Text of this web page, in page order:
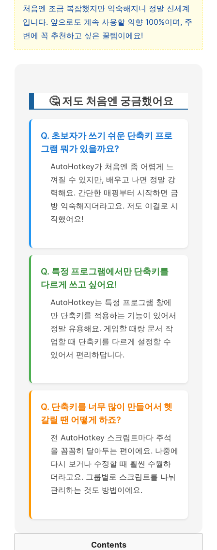
처음엔 조금 복잡했지만 익숙해지니 정말 신세계
입니다. 앞으로도 계속 사용할 의향 100%이며, 주
변에 꼭 추천하고 싶은 꿀템이에요!
🤔 저도 처음엔 궁금했어요
Q. 초보자가 쓰기 쉬운 단축키 프로
그램 뭐가 있을까요?
AutoHotkey가 처음엔 좀 어렵게 느
껴질 수 있지만, 배우고 나면 정말 강
력해요. 간단한 매핑부터 시작하면 금
방 익숙해지더라고요. 저도 이걸로 시
작했어요!
Q. 특정 프로그램에서만 단축키를
다르게 쓰고 싶어요!
AutoHotkey는 특정 프로그램 창에
만 단축키를 적용하는 기능이 있어서
정말 유용해요. 게임할 때랑 문서 작
업할 때 단축키를 다르게 설정할 수
있어서 편리하답니다.
Q. 단축키를 너무 많이 만들어서 헷
갈릴 땐 어떻게 하죠?
전 AutoHotkey 스크립트마다 주석
을 꼼꼼히 달아두는 편이에요. 나중에
다시 보거나 수정할 때 훨씬 수월하
더라고요. 그룹별로 스크립트를 나눠
관리하는 것도 방법이에요.
Contents